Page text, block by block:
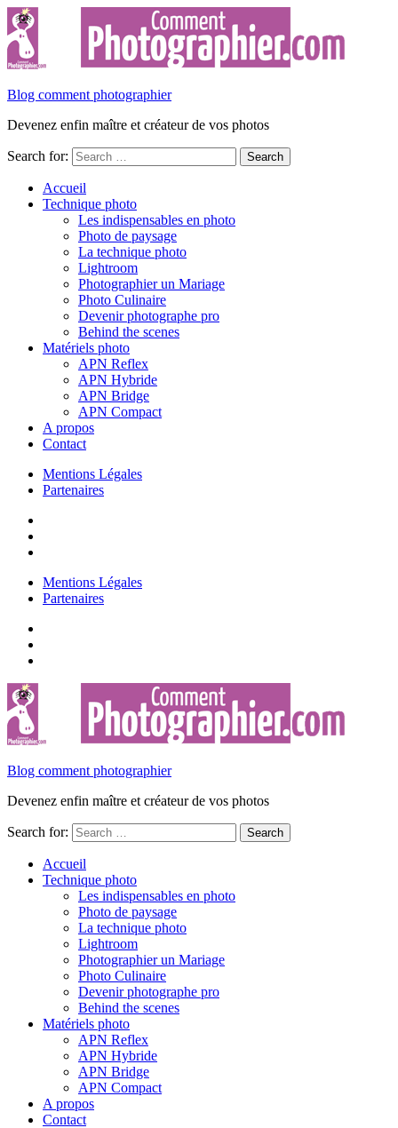
Blog comment photographier
Devenez enfin maître et créateur de vos photos
Search for:
Accueil
Technique photo
Les indispensables en photo
Photo de paysage
La technique photo
Lightroom
Photographier un Mariage
Photo Culinaire
Devenir photographe pro
Behind the scenes
Matériels photo
APN Reflex
APN Hybride
APN Bridge
APN Compact
A propos
Contact
Mentions Légales
Partenaires
Mentions Légales
Partenaires
Blog comment photographier
Devenez enfin maître et créateur de vos photos
Search for:
Accueil
Technique photo
Les indispensables en photo
Photo de paysage
La technique photo
Lightroom
Photographier un Mariage
Photo Culinaire
Devenir photographe pro
Behind the scenes
Matériels photo
APN Reflex
APN Hybride
APN Bridge
APN Compact
A propos
Contact